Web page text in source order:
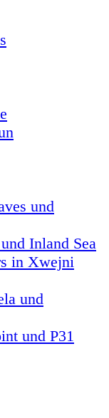
und
Inland Sea
in Xwejni
und
und P31